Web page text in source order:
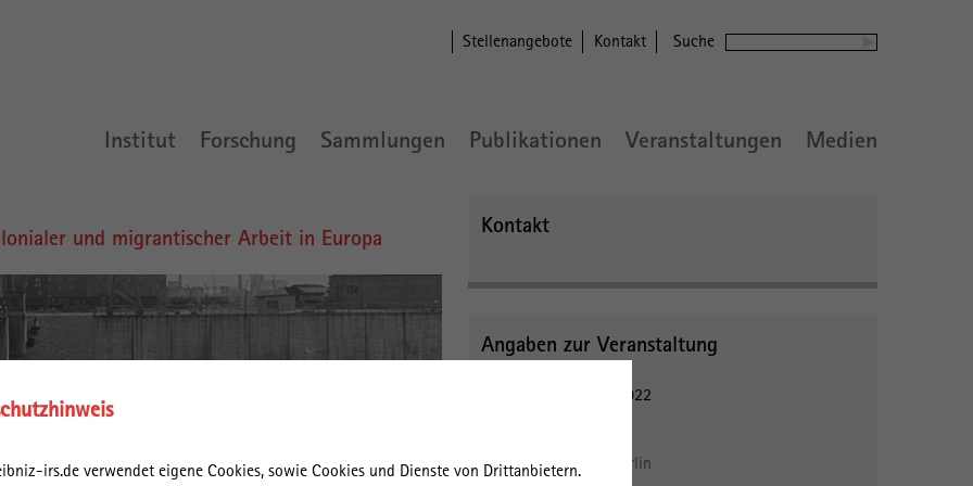
irs.de verwendet eigene Cookies, sowie Cookies und Dienste von Drittanbietern.
Stellenangebote Kontakt Suche
Institut Forschung Sammlungen Publikationen Veranstaltungen Medien
und migrantischer Arbeit in Europa Kontakt
Angaben zur Veranstaltung
17. - 18. November 2022
Centre Français Berlin